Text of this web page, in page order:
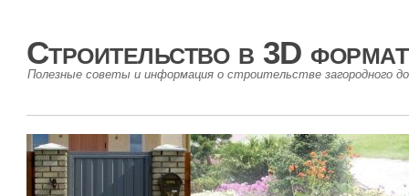
Строительство в 3D
Полезные советы и информация о строительстве загородного